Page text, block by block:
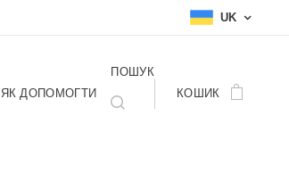
UK
ЯК ДОПОМОГТИ
ПОШУК
КОШИК